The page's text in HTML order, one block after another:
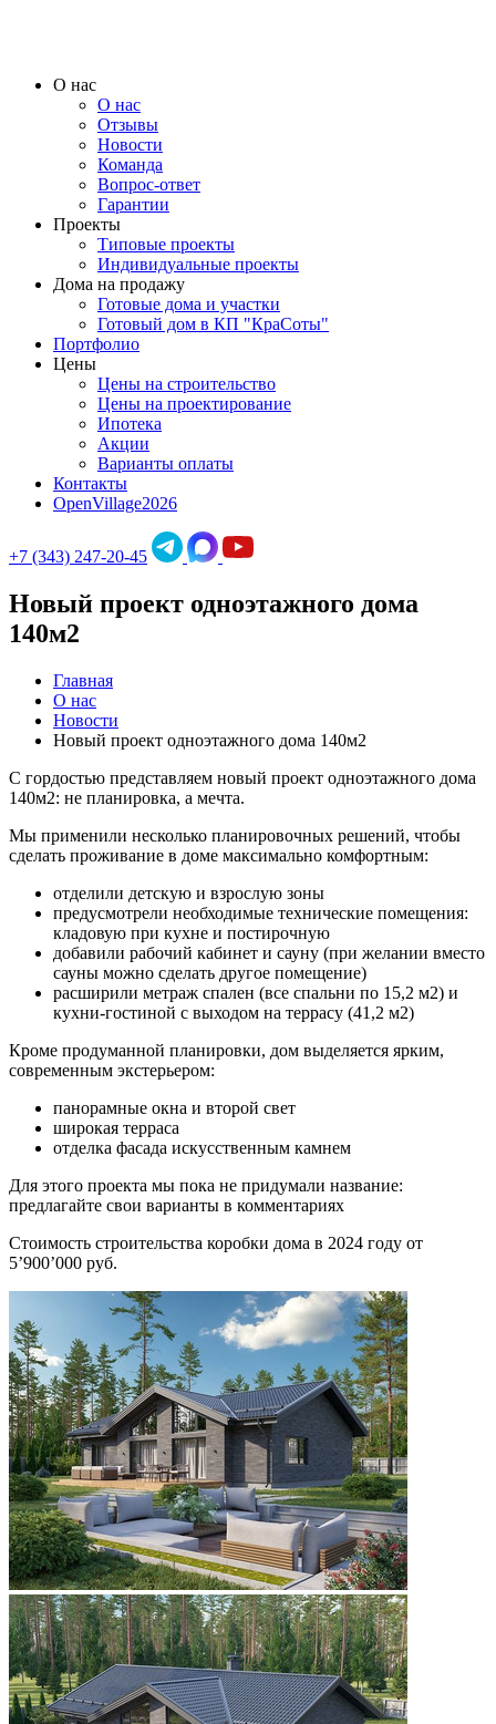
О нас
О нас
Отзывы
Новости
Команда
Вопрос-ответ
Гарантии
Проекты
Типовые проекты
Индивидуальные проекты
Дома на продажу
Готовые дома и участки
Готовый дом в КП "КраСоты"
Портфолио
Цены
Цены на строительство
Цены на проектирование
Ипотека
Акции
Варианты оплаты
Контакты
OpenVillage2026
+7 (343) 247-20-45
Новый проект одноэтажного дома
140м2
Главная
О нас
Новости
Новый проект одноэтажного дома 140м2
С гордостью представляем новый проект одноэтажного дома
140м2: не планировка, а мечта.
Мы применили несколько планировочных решений, чтобы
сделать проживание в доме максимально комфортным:
отделили детскую и взрослую зоны
предусмотрели необходимые технические помещения:
кладовую при кухне и постирочную
добавили рабочий кабинет и сауну (при желании вместо
сауны можно сделать другое помещение)
расширили метраж спален (все спальни по 15,2 м2) и
кухни-гостиной с выходом на террасу (41,2 м2)
Кроме продуманной планировки, дом выделяется ярким,
современным экстерьером:
панорамные окна и второй свет
широкая терраса
отделка фасада искусственным камнем
Для этого проекта мы пока не придумали название:
предлагайте свои варианты в комментариях
Стоимость строительства коробки дома в 2024 году от
5’900’000 руб.